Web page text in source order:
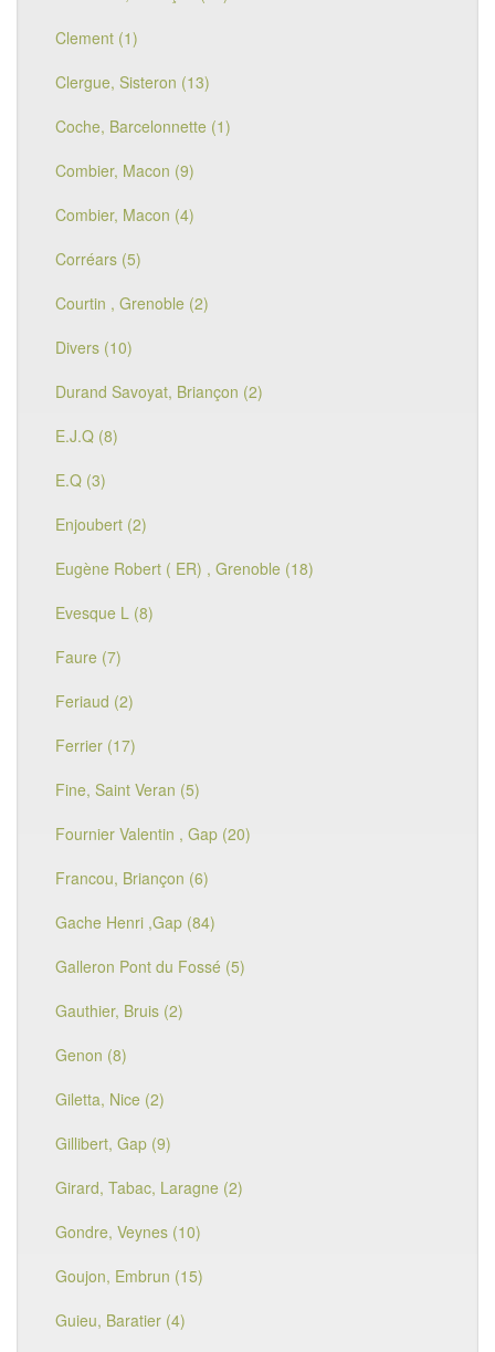
Clement (1)
Clergue, Sisteron (13)
Coche, Barcelonnette (1)
Combier, Macon (9)
Combier, Macon (4)
Corréars (5)
Courtin , Grenoble (2)
Divers (10)
Durand Savoyat, Briançon (2)
E.J.Q (8)
E.Q (3)
Enjoubert (2)
Eugène Robert ( ER) , Grenoble (18)
Evesque L (8)
Faure (7)
Feriaud (2)
Ferrier (17)
Fine, Saint Veran (5)
Fournier Valentin , Gap (20)
Francou, Briançon (6)
Gache Henri ,Gap (84)
Galleron Pont du Fossé (5)
Gauthier, Bruis (2)
Genon (8)
Giletta, Nice (2)
Gillibert, Gap (9)
Girard, Tabac, Laragne (2)
Gondre, Veynes (10)
Goujon, Embrun (15)
Guieu, Baratier (4)